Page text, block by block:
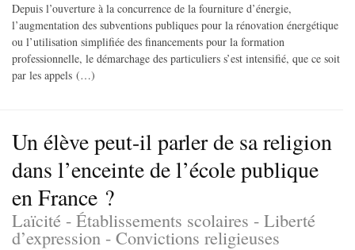
Depuis l’ouverture à la concurrence de la fourniture d’énergie,
l’augmentation des subventions publiques pour la rénovation énergétique
ou l’utilisation simplifiée des financements pour la formation
professionnelle, le démarchage des particuliers s’est intensifié, que ce soit
par les appels (…)
Un élève peut-il parler de sa religion
dans l’enceinte de l’école publique
en France ?
Laïcité - Établissements scolaires - Liberté
d’expression - Convictions religieuses